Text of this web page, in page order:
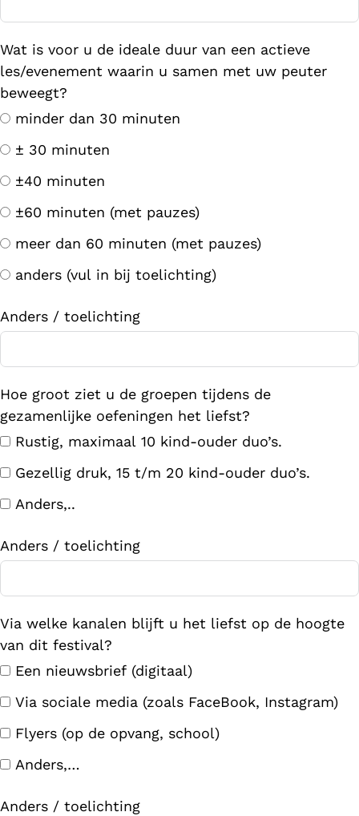
Wat is voor u de ideale duur van een actieve
les/evenement waarin u samen met uw peuter
beweegt?
minder dan 30 minuten
± 30 minuten
±40 minuten
±60 minuten (met pauzes)
meer dan 60 minuten (met pauzes)
anders (vul in bij toelichting)
Anders / toelichting
Hoe groot ziet u de groepen tijdens de
gezamenlijke oefeningen het liefst?
Rustig, maximaal 10 kind-ouder duo’s.
Gezellig druk, 15 t/m 20 kind-ouder duo’s.
Anders,..
Anders / toelichting
Via welke kanalen blijft u het liefst op de hoogte
van dit festival?
Een nieuwsbrief (digitaal)
Via sociale media (zoals FaceBook, Instagram)
Flyers (op de opvang, school)
Anders,…
Anders / toelichting